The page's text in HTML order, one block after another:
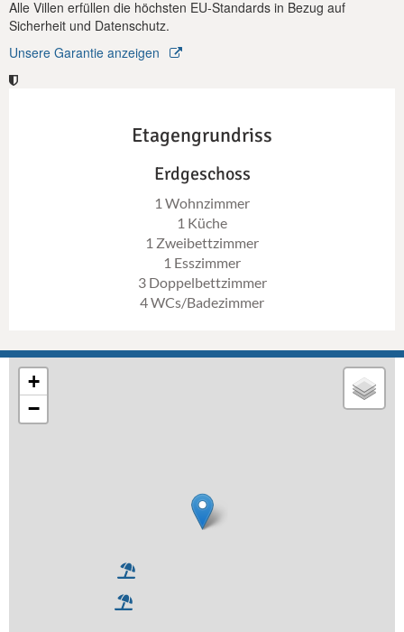
Alle Villen erfüllen die höchsten EU-Standards in Bezug auf
Sicherheit und Datenschutz.
Unsere Garantie anzeigen
Etagengrundriss
Erdgeschoss
1 Wohnzimmer
1 Küche
1 Zweibettzimmer
1 Esszimmer
3 Doppelbettzimmer
4 WCs/Badezimmer
+
−